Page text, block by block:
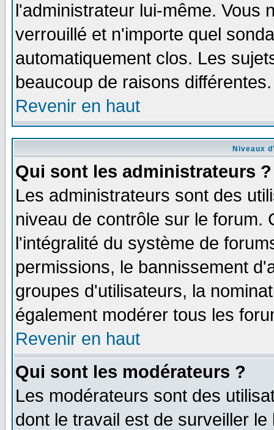
l'administrateur lui-même. Vous
verrouillé et n'importe quel
automatiquement clos. Les
beaucoup de raisons différentes.
Revenir en haut
Niveaux
Qui sont les administrateurs ?
Les administrateurs sont des
niveau de contrôle sur le forum.
l'intégralité du système de
permissions, le bannissement
groupes d'utilisateurs, la
également modérer tous les
Revenir en haut
Qui sont les modérateurs ?
Les modérateurs sont des
dont le travail est de surveiller